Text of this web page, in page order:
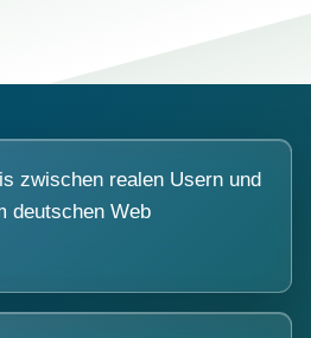
zwischen realen Usern und
deutschen Web